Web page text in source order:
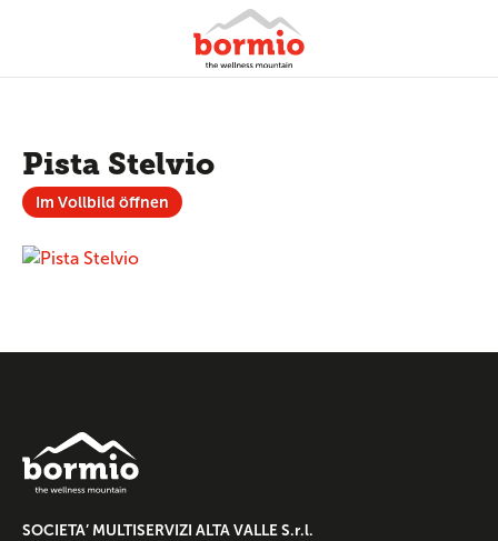
Pista Stelvio
Im Vollbild öffnen
SOCIETA’ MULTISERVIZI ALTA VALLE S.r.l.